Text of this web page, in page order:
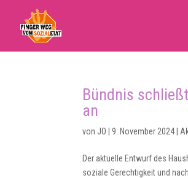
Bündnis
an
von JO |9. November 2024
Der aktuelle Entwurf des
soziale Gerechtigkeit und